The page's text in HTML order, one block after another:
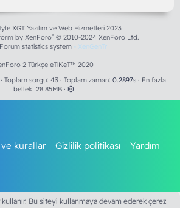
XGT Yazılım ve Web Hizmetleri 2023
by XenForo® © 2010-2024 XenForo Ltd.
statistics system
- XenGenTr
2 Türkçe eTiKeT™ 2020
Toplam sorgu 43 Toplam zaman 0.2897s
En fazla
bellek 28.85MB
kurallar Gizlilik politikası Yardım
Bu siteyi kullanmaya devam ederek çerez